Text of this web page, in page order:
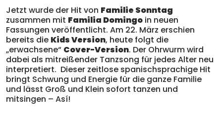
Jetzt wurde der Hit von Familie Sonntag
zusammen mit Familia Domingo in neuen
Fassungen veröffentlicht. Am 22. März erschien
bereits die Kids Version, heute folgt die
„erwachsene“ Cover-Version. Der Ohrwurm wird
dabei als mitreißender Tanzsong für jedes Alter neu
interpretiert. Dieser zeitlose spanischsprachige Hit
bringt Schwung und Energie für die ganze Familie
und lässt Groß und Klein sofort tanzen und
mitsingen – Así!